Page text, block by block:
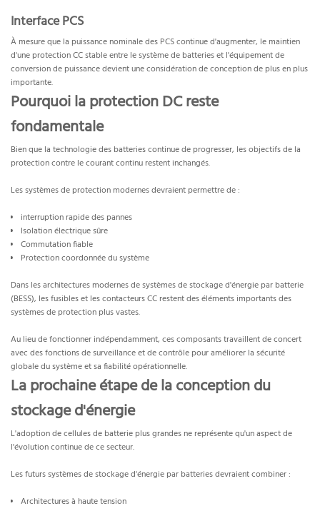
Interface PCS
À mesure que la puissance nominale des PCS continue d'augmenter, le maintien
d'une protection CC stable entre le système de batteries et l'équipement de
conversion de puissance devient une considération de conception de plus en plus
importante.
Pourquoi la protection DC reste
fondamentale
Bien que la technologie des batteries continue de progresser, les objectifs de la
protection contre le courant continu restent inchangés.
Les systèmes de protection modernes devraient permettre de :
interruption rapide des pannes
Isolation électrique sûre
Commutation fiable
Protection coordonnée du système
Dans les architectures modernes de systèmes de stockage d'énergie par batterie
(BESS), les fusibles et les contacteurs CC restent des éléments importants des
systèmes de protection plus vastes.
Au lieu de fonctionner indépendamment, ces composants travaillent de concert
avec des fonctions de surveillance et de contrôle pour améliorer la sécurité
globale du système et sa fiabilité opérationnelle.
La prochaine étape de la conception du
stockage d'énergie
L'adoption de cellules de batterie plus grandes ne représente qu'un aspect de
l'évolution continue de ce secteur.
Les futurs systèmes de stockage d'énergie par batteries devraient combiner :
Architectures à haute tension